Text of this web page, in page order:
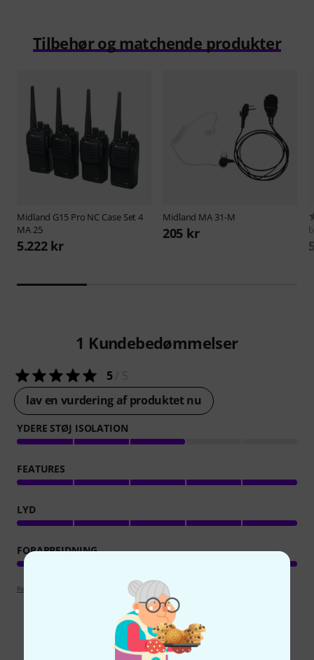
Tilbehør og matchende produkter
Midland G15 Pro NC Case Set 4
MA 25
5.222 kr
Midland MA 31-M
205 kr
1 Kundebedømmelser
5/ 5
lav en vurdering af produktet nu
YDERE STØJ ISOLATION
FEATURES
LYD
FORARBEJDNING
Retningslinjer for anmeldelser